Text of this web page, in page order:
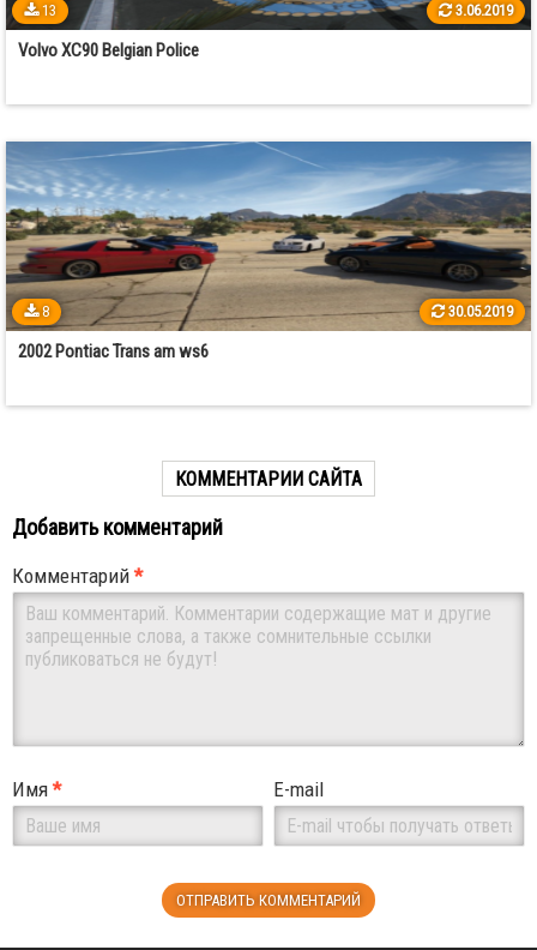
13 3.06.2019
Volvo XC90 Belgian Police
8 30.05.2019
2002 Pontiac Trans am ws6
КОММЕНТАРИИ САЙТА
Добавить комментарий
Комментарий*
Имя* E-mail